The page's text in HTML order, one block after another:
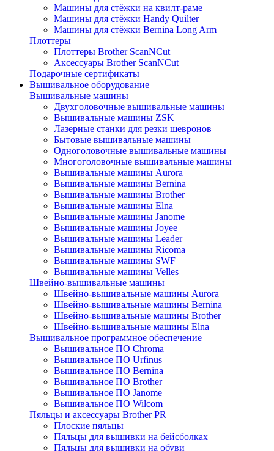
Машины для стёжки на квилт-раме
Машины для стёжки Handy Quilter
Машины для стёжки Bernina Long Arm
Плоттеры
Плоттеры Brother ScanNCut
Аксессуары Brother ScanNCut
Подарочные сертификаты
Вышивальное оборудование
Вышивальные машины
Двухголовочные вышивальные машины
Вышивальные машины ZSK
Лазерные станки для резки шевронов
Бытовые вышивальные машины
Одноголовочные вышивальные машины
Многоголовочные вышивальные машины
Вышивальные машины Aurora
Вышивальные машины Bernina
Вышивальные машины Brother
Вышивальные машины Elna
Вышивальные машины Janome
Вышивальные машины Joyee
Вышивальные машины Leader
Вышивальные машины Ricoma
Вышивальные машины SWF
Вышивальные машины Velles
Швейно-вышивальные машины
Швейно-вышивальные машины Aurora
Швейно-вышивальные машины Bernina
Швейно-вышивальные машины Brother
Швейно-вышивальные машины Elna
Вышивальное программное обеспечение
Вышивальное ПО Chroma
Вышивальное ПО Urfinus
Вышивальное ПО Bernina
Вышивальное ПО Brother
Вышивальное ПО Janome
Вышивальное ПО Wilcom
Пяльцы и аксессуары Brother PR
Плоские пяльцы
Пяльцы для вышивки на бейсболках
Пяльцы для вышивки на обуви